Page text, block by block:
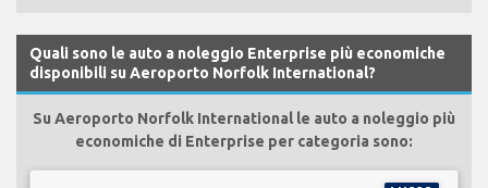
Quali sono le auto a noleggio Enterprise più economiche
disponibili su Aeroporto Norfolk International?
Su Aeroporto Norfolk International le auto a noleggio più
economiche di Enterprise per categoria sono: